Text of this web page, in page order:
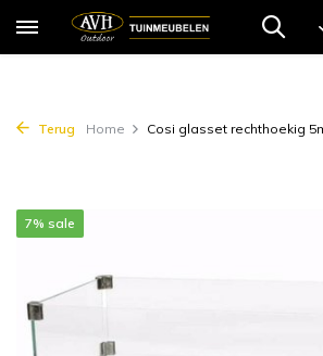
Terug Home Cosi glasset rechthoekig
7% sale